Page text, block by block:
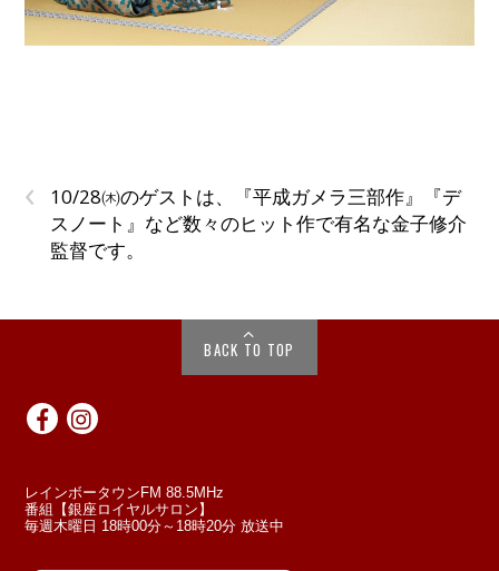
‹
10/28㈭のゲストは、『平成ガメラ三部作』『デ
スノート』など数々のヒット作で有名な金子修介
監督です。
BACK TO TOP
レインボータウンFM 88.5MHz
番組【銀座ロイヤルサロン】
毎週木曜日 18時00分～18時20分 放送中